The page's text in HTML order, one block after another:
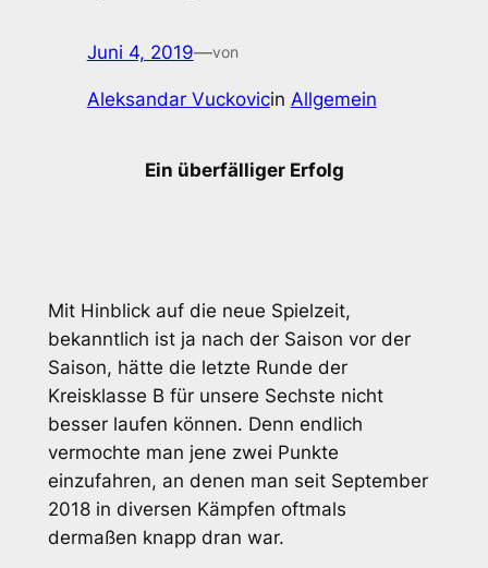
Juni 4, 2019—von
Aleksandar Vuckovicin Allgemein
Ein überfälliger Erfolg
Mit Hinblick auf die neue Spielzeit,
bekanntlich ist ja nach der Saison vor der
Saison, hätte die letzte Runde der
Kreisklasse B für unsere Sechste nicht
besser laufen können. Denn endlich
vermochte man jene zwei Punkte
einzufahren, an denen man seit September
2018 in diversen Kämpfen oftmals
dermaßen knapp dran war.